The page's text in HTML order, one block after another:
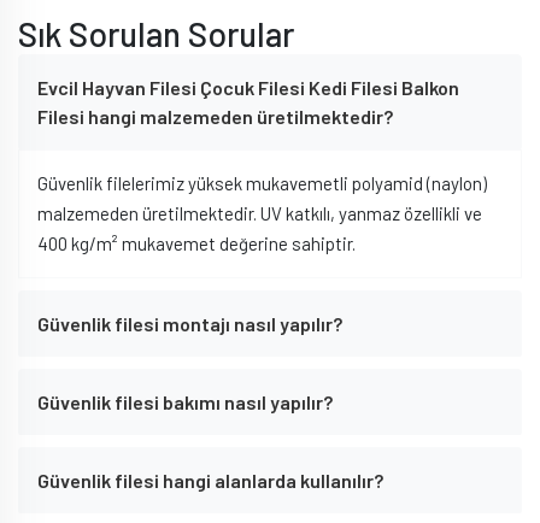
Sık Sorulan Sorular
Evcil Hayvan Filesi Çocuk Filesi Kedi Filesi Balkon
Filesi hangi malzemeden üretilmektedir?
Güvenlik filelerimiz yüksek mukavemetli polyamid (naylon)
malzemeden üretilmektedir. UV katkılı, yanmaz özellikli ve
400 kg/m² mukavemet değerine sahiptir.
Güvenlik filesi montajı nasıl yapılır?
Güvenlik filesi bakımı nasıl yapılır?
Güvenlik filesi hangi alanlarda kullanılır?